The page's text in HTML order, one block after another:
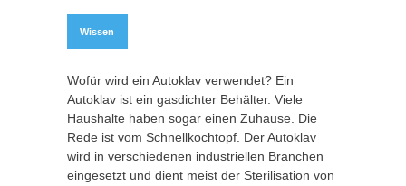
Wissen
Wofür wird ein Autoklav verwendet? Ein
Autoklav ist ein gasdichter Behälter. Viele
Haushalte haben sogar einen Zuhause. Die
Rede ist vom Schnellkochtopf. Der Autoklav
wird in verschiedenen industriellen Branchen
eingesetzt und dient meist der Sterilisation von